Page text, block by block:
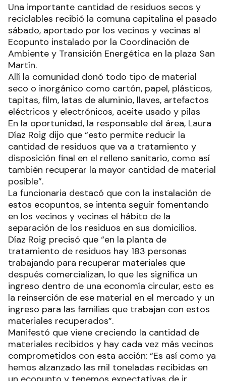
Una importante cantidad de residuos secos y
reciclables recibió la comuna capitalina el pasado
sábado, aportado por los vecinos y vecinas al
Ecopunto instalado por la Coordinación de
Ambiente y Transición Energética en la plaza San
Martín.
Allí la comunidad donó todo tipo de material
seco o inorgánico como cartón, papel, plásticos,
tapitas, film, latas de aluminio, llaves, artefactos
eléctricos y electrónicos, aceite usado y pilas
En la oportunidad, la responsable del área, Laura
Díaz Roig dijo que “esto permite reducir la
cantidad de residuos que va a tratamiento y
disposición final en el relleno sanitario, como así
también recuperar la mayor cantidad de material
posible”.
La funcionaria destacó que con la instalación de
estos ecopuntos, se intenta seguir fomentando
en los vecinos y vecinas el hábito de la
separación de los residuos en sus domicilios.
Díaz Roig precisó que “en la planta de
tratamiento de residuos hay 183 personas
trabajando para recuperar materiales que
después comercializan, lo que les significa un
ingreso dentro de una economía circular, esto es
la reinserción de ese material en el mercado y un
ingreso para las familias que trabajan con estos
materiales recuperados”.
Manifestó que viene creciendo la cantidad de
materiales recibidos y hay cada vez más vecinos
comprometidos con esta acción: “Es así como ya
hemos alzanzado las mil toneladas recibidas en